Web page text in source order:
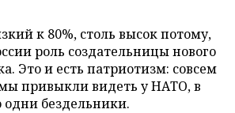
к 80%, столь высок потому,
роль создательницы нового
Это и есть патриотизм: совсем
привыкли видеть у НАТО, в
одни бездельники.